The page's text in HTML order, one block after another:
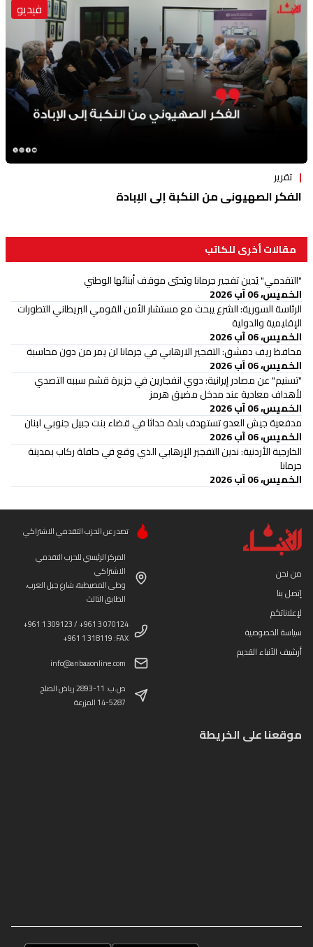
فيديو
تقرير
الفكر الصهيوني من النكبة إلى الإبادة
مقالات أخرى للكاتب
"التقدمي" يُدين تفجير جرمانا ويُحيّي موقف أبنائها الوطني
الخميس، 06 آب 2026
الرئاسة السورية: الشرع يبحث مع مستشار الأمن القومي البريطاني التطورات
الإقليمية والدولية
الخميس، 06 آب 2026
محافظ ريف دمشق: التفجير الارهابي في جرمانا لن يمر من دون محاسبة
الخميس، 06 آب 2026
"تسنيم" عن مصادر إيرانية: دوي انفجارين في جزيرة قشم سببه التصدي
لأهداف معادية عند مدخل مضيق هرمز
الخميس، 06 آب 2026
‏مدفعية جيش العدو تستهدف بلدة حداثا في قضاء بنت جبيل جنوبي لبنان
الخميس، 06 آب 2026
الخارجية الأردنية: ندين التفجير الإرهابي الذي وقع في حافلة ركاب بمدينة
جرمانا
الخميس، 06 آب 2026
من نحن
إتصل بنا
لإعلاناتكم
سياسة الخصوصية
أرشيف الأنباء القديم
تصدر عن الحزب التقدمي الاشتراكي
المركز الرئيسي للحزب التقدمي
الاشتراكي
وطى المصيطبة، شارع جبل العرب،
الطابق الثالث
+961 1 309123 / +961 3 070124
+961 1 318119 :FAX
info@anbaaonline.com
ص.ب: 11-2893 رياض الصلح
14-5287 المزرعة
موقعنا على الخريطة